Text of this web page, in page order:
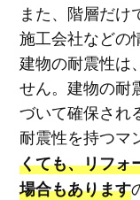
また、階層だけ
施工会社などの
建物の耐震性は
せん。建物の耐
づいて確保され
耐震性を持つマ
くても、リフォ
場合もあります